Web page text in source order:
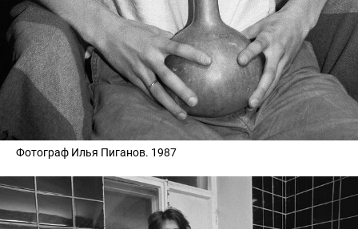
Фотограф Илья Пиганов. 1987